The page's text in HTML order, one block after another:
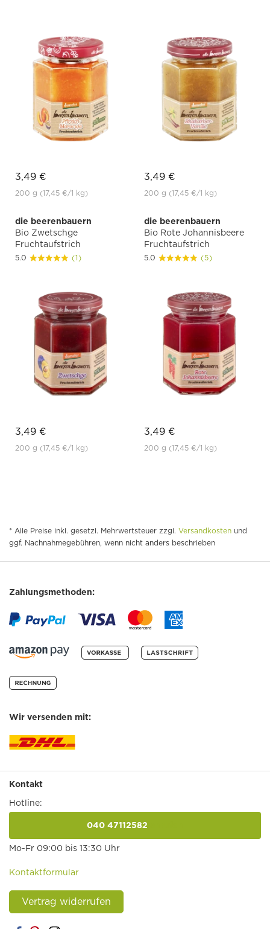
3,49 €
200 g (17,45 €/1 kg)
3,49 €
200 g (17,45 €/1 kg)
die beerenbauern
Bio Zwetschge
Fruchtaufstrich
5.0 (1)
3,49 €
200 g (17,45 €/1 kg)
die beerenbauern
Bio Rote Johannisbeere
Fruchtaufstrich
5.0 (5)
3,49 €
200 g (17,45 €/1 kg)
* Alle Preise inkl. gesetzl. Mehrwertsteuer zzgl. Versandkosten und
ggf. Nachnahmegebühren, wenn nicht anders beschrieben
Zahlungsmethoden:
Wir versenden mit:
Kontakt
Hotline:
040 47112582
Mo-Fr 09:00 bis 13:30 Uhr
Kontaktformular
Vertrag widerrufen